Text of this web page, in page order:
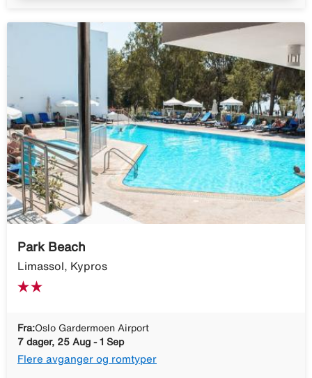
Park Beach
Limassol, Kypros
Fra:Oslo Gardermoen Airport
7 dager, 25 Aug - 1 Sep
Flere avganger og romtyper